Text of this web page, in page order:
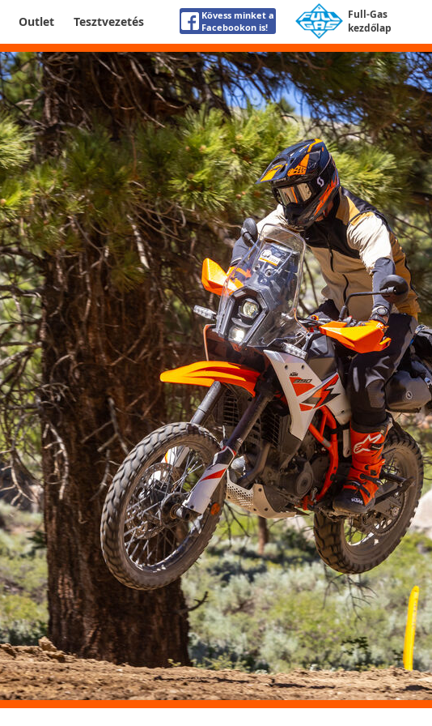
Outlet Tesztvezetés
Kövess minket a
Facebookon is!
Full-Gas
kezdőlap